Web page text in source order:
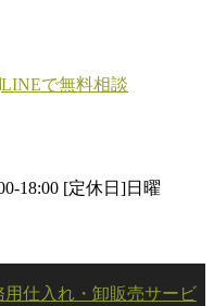
LINEで無料相談
18:00 [定休日]日曜
仕入れ・卸販売サービ